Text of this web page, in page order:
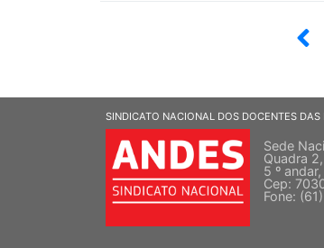
SINDICATO NACIONAL DOS DOCENTES
Sede
Quadra
5 º
Cep:
Fone: